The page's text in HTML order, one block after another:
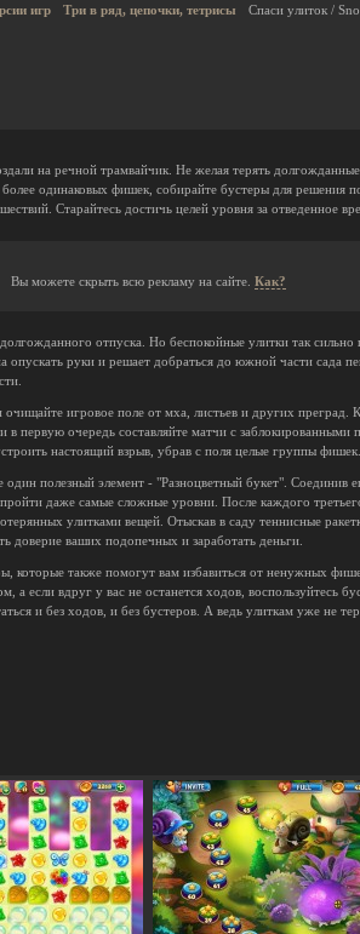
игр Три в ряд, цепочки, тетрисы
Спаси улиток /
на речной трамвайчик. Не желая терять
одинаковых фишек, собирайте бустеры для решения
Старайтесь достичь целей уровня за отведенное
Вы можете скрыть всю рекламу на сайте. Как?
отпуска. Но беспокойные улитки так сильно
руки и решает добраться до южной части сада
игровое поле от мха, листьев и других преград.
в первую очередь составляйте матчи с
настоящий взрыв, убрав с поля целые группы фишек.
один полезный элемент - "Разноцветный букет".
даже самые сложные уровни. После каждого
улитками вещей. Отыскав в саду теннисные
доверие ваших подопечных и заработать деньги.
которые также помогут вам избавиться от ненужных
если вдруг у вас не останется ходов, воспользуйтесь
и без ходов, и без бустеров. А ведь улиткам уже не